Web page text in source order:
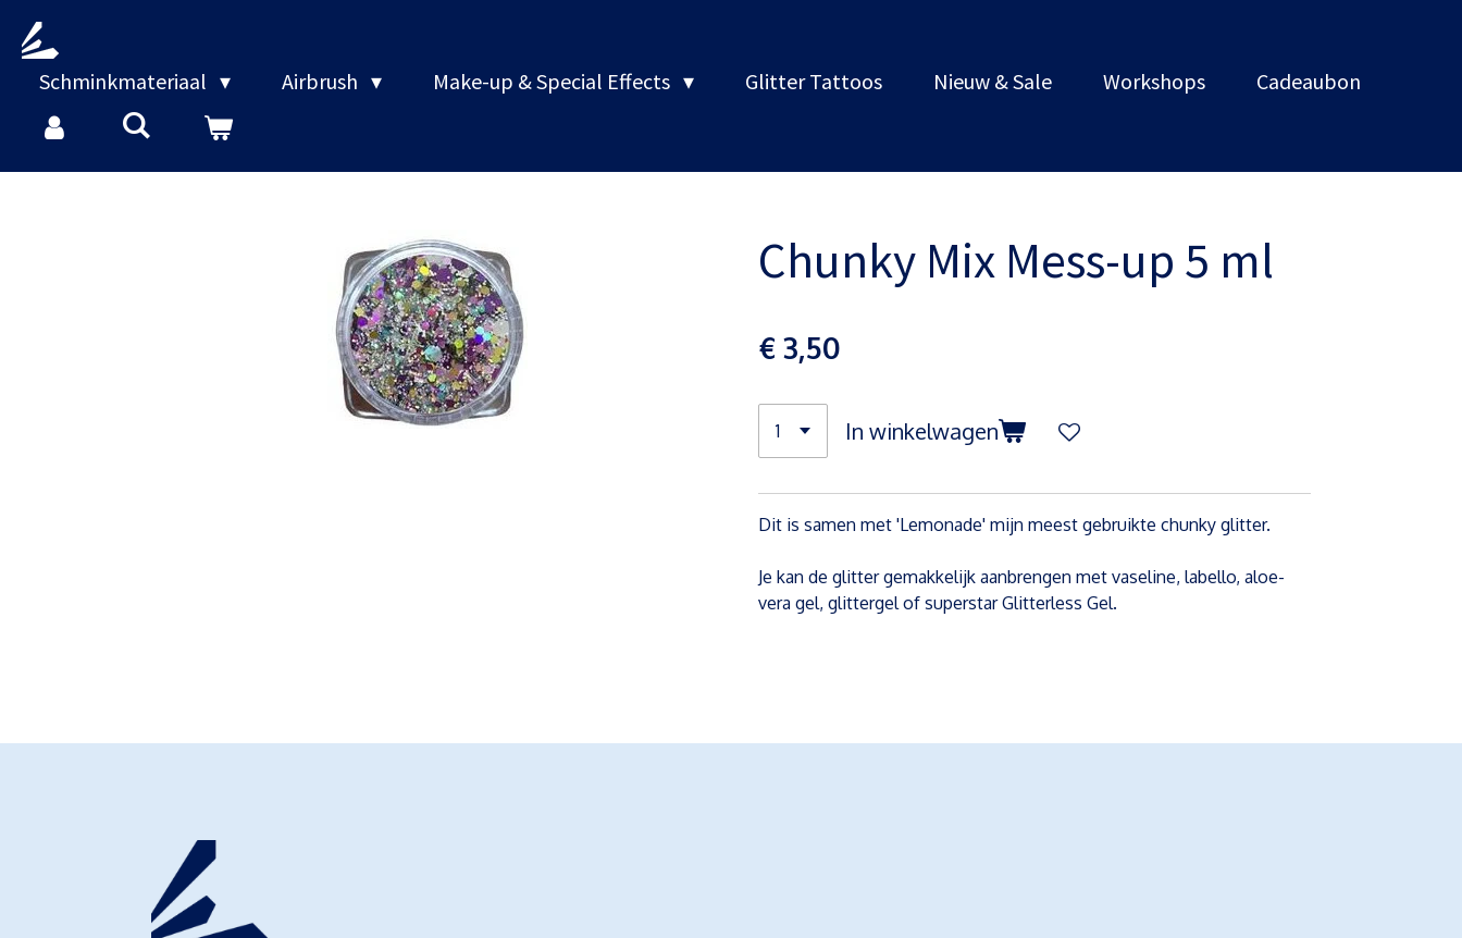
direct
naar
hoofdinhoud
Schminkmateriaal Airbrush Make-up & Special Effects Glitter Tattoos Nieuw & Sale Workshops Cadeaubon
Chunky Mix Mess-up 5 ml
€ 3,50
In winkelwagen
Dit is samen met 'Lemonade' mijn meest gebruikte chunky glitter.
Je kan de glitter gemakkelijk aanbrengen met vaseline, labello, aloe-
vera gel, glittergel of superstar Glitterless Gel.